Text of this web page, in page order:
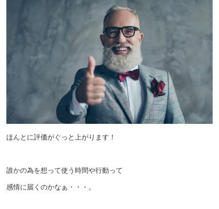
ほんとに評価がぐっと上がります！
誰かの為を想って使う時間や行動って
感情に届くのかなぁ・・・。